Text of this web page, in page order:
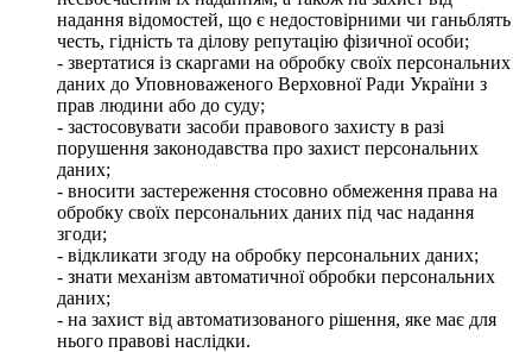
надання відомостей, що є недостовірними чи ганьблять
честь, гідність та ділову репутацію фізичної особи;
- звертатися із скаргами на обробку своїх персональних
даних до Уповноваженого Верховної Ради України з
прав людини або до суду;
- застосовувати засоби правового захисту в разі
порушення законодавства про захист персональних
даних;
- вносити застереження стосовно обмеження права на
обробку своїх персональних даних під час надання
згоди;
- відкликати згоду на обробку персональних даних;
- знати механізм автоматичної обробки персональних
даних;
- на захист від автоматизованого рішення, яке має для
нього правові наслідки.